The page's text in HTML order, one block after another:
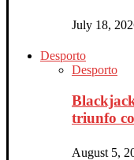
July 18,
Desporto
Desporto
triunfo
August 5,